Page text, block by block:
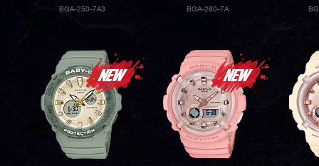
BGA-250-7A3 BGA-260-7A